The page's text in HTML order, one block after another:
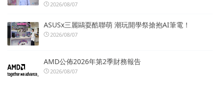
2026/08/07
ASUSx三麗鷗耍酷聯萌 潮玩開學祭搶抱AI筆電！
2026/08/07
AMD公佈2026年第2季財務報告
2026/08/07